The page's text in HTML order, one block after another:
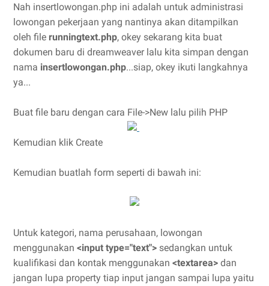
Nah insertlowongan.php ini adalah untuk administrasi
lowongan pekerjaan yang nantinya akan ditampilkan
oleh file runningtext.php, okey sekarang kita buat
dokumen baru di dreamweaver lalu kita simpan dengan
nama insertlowongan.php...siap, okey ikuti langkahnya
ya...
Buat file baru dengan cara File->New lalu pilih PHP
Kemudian klik Create
Kemudian buatlah form seperti di bawah ini:
Untuk kategori, nama perusahaan, lowongan
menggunakan <input type="text"> sedangkan untuk
kualifikasi dan kontak menggunakan <textarea> dan
jangan lupa property tiap input jangan sampai lupa yaitu